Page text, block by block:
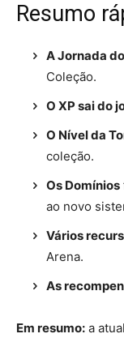
Resumo
A Jornada
Coleção.
O XP sai do
O Nível da
coleção.
Os Domínios
ao novo
Vários
Arena.
As
Em resumo: a